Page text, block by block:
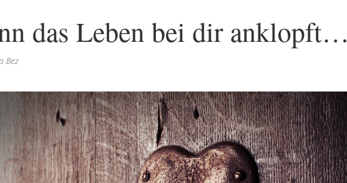
das Leben bei dir anklopft…
Bez